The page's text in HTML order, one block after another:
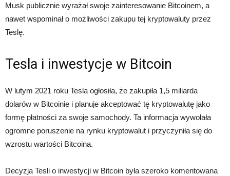
Musk publicznie wyrażał swoje zainteresowanie Bitcoinem, a
nawet wspominał o możliwości zakupu tej kryptowaluty przez
Teslę.
Tesla i inwestycje w Bitcoin
W lutym 2021 roku Tesla ogłosiła, że zakupiła 1,5 miliarda
dolarów w Bitcoinie i planuje akceptować tę kryptowalutę jako
formę płatności za swoje samochody. Ta informacja wywołała
ogromne poruszenie na rynku kryptowalut i przyczyniła się do
wzrostu wartości Bitcoina.
Decyzja Tesli o inwestycji w Bitcoin była szeroko komentowana